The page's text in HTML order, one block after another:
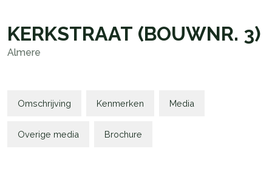
KERKSTRAAT (BOUWNR. 3)
Almere
Omschrijving Kenmerken Media
Overige media Brochure